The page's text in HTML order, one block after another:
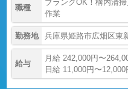
職種
ブランクOK！構内清
作業
勤務地 兵庫県姫路市広畑区東
給与
月給 242,000円〜
日給 11,000円〜12,000